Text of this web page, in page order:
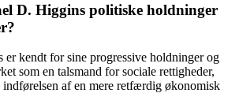
D. Higgins politiske holdninger
kendt for sine progressive holdninger og
som en talsmand for sociale rettigheder,
af en mere retfærdig økonomisk